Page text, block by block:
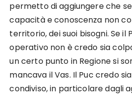
permetto di aggiungere che
capacità e conoscenza non
territorio, dei suoi bisogni. Se il
operativo non è credo sia
un certo punto in Regione si
mancava il Vas. Il Puc credo
condiviso, in particolare dagli